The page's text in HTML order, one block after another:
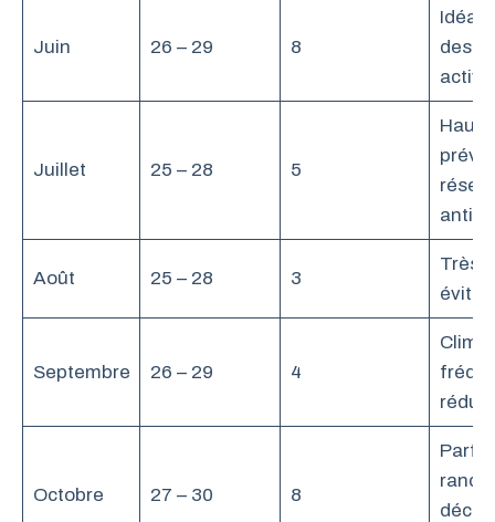
Juin 26 – 29 8
Idéal
des
Juillet 25 – 28 5
Août 25 – 28 3
Très
éviter
Septembre 26 – 29 4
Octobre 27 – 30 8